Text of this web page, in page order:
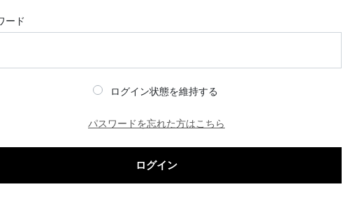
ード
ログイン状態を維持する
パスワードを忘れた方はこちら
ログイン